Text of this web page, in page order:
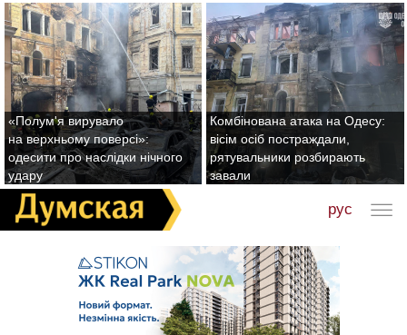
«Полум'я вирувало
на верхньому поверсі»:
одесити про наслідки нічного
удару
Комбінована атака на Одесу:
вісім осіб постраждали,
рятувальники розбирають
завали
рус